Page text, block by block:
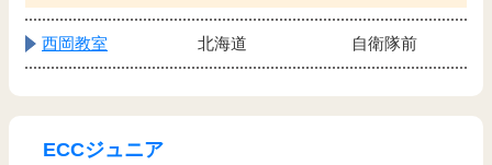
西岡教室 北海道 自衛隊前
ECCジュニア